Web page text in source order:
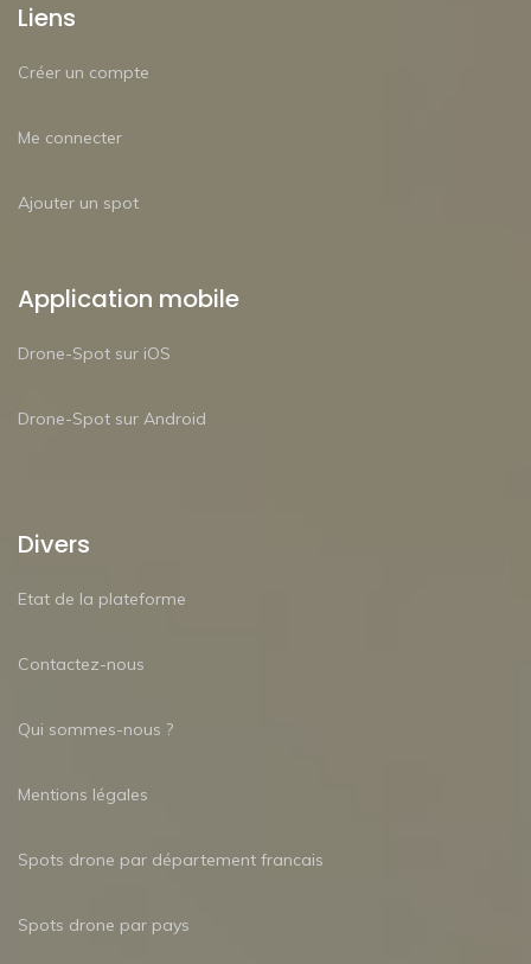
Liens
Créer un compte
Me connecter
Ajouter un spot
Application mobile
Drone-Spot sur iOS
Drone-Spot sur Android
Divers
Etat de la plateforme
Contactez-nous
Qui sommes-nous ?
Mentions légales
Spots drone par département francais
Spots drone par pays